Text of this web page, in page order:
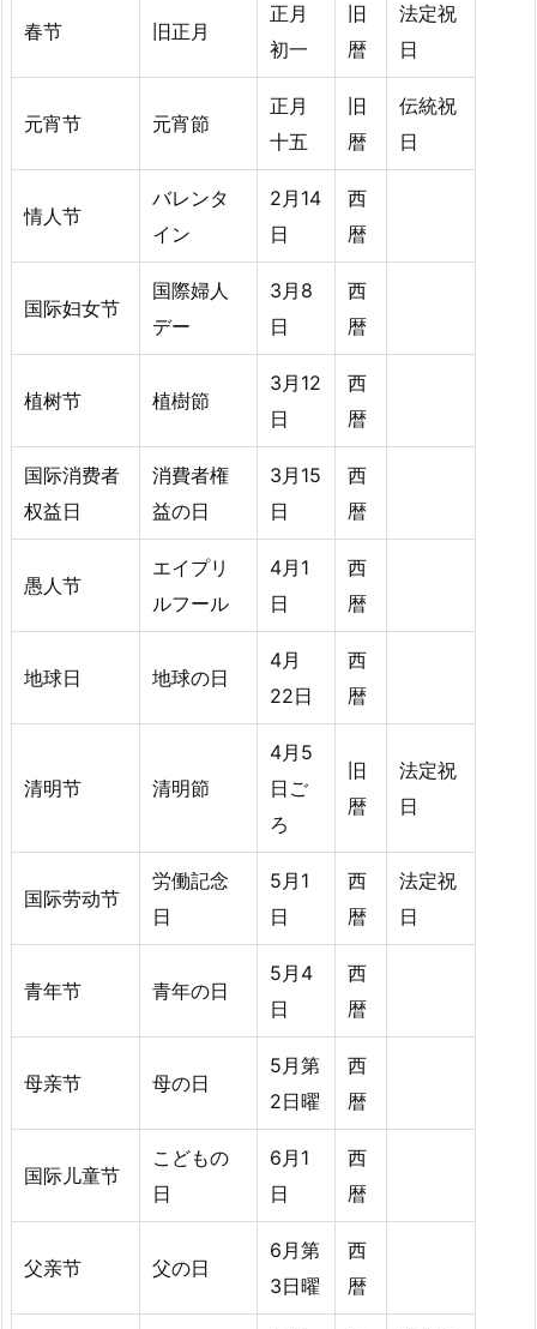
春节 旧正月
正月
初一
旧
暦
法定祝
日
元宵节 元宵節
正月
十五
旧
暦
伝統祝
日
情人节
バレンタ
イン
2月14
日
西
暦
国际妇女节
国際婦人
デー
3月8
日
西
暦
植树节 植樹節
3月12
日
西
暦
国际消费者
权益日
消費者権
益の日
3月15
日
西
暦
愚人节
エイプリ
ルフール
4月1
日
西
暦
地球日 地球の日
4月
22日
西
暦
清明节 清明節
4月5
日ご
ろ
旧
暦
法定祝
日
国际劳动节
労働記念
日
5月1
日
西
暦
法定祝
日
青年节 青年の日
5月4
日
西
暦
母亲节 母の日
5月第
2日曜
西
暦
国际儿童节
こどもの
日
6月1
日
西
暦
父亲节 父の日
6月第
3日曜
西
暦